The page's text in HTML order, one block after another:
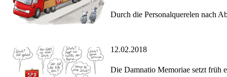
Durch die Personalquerelen nach
12.02.2018
Die Damnatio Memoriae setzt früh